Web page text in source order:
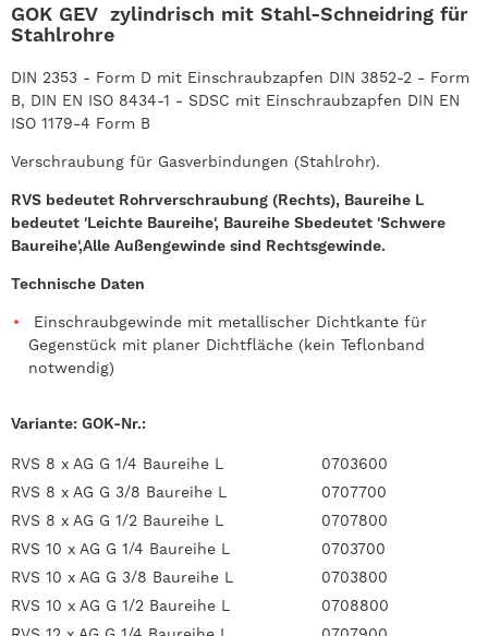
GOK GEV zylindrisch mit Stahl-Schneidring für
Stahlrohre
DIN 2353 - Form D mit Einschraubzapfen DIN 3852-2 - Form
B, DIN EN ISO 8434-1 - SDSC mit Einschraubzapfen DIN EN
ISO 1179-4 Form B
Verschraubung für Gasverbindungen (Stahlrohr).
RVS bedeutet Rohrverschraubung (Rechts), Baureihe L
bedeutet 'Leichte Baureihe', Baureihe Sbedeutet 'Schwere
Baureihe',Alle Außengewinde sind Rechtsgewinde.
Technische Daten
Einschraubgewinde mit metallischer Dichtkante für
Gegenstück mit planer Dichtfläche (kein Teflonband
notwendig)
Variante: GOK-Nr.:
RVS 8 x AG G 1/4 Baureihe L
0703600
RVS 8 x AG G 3/8 Baureihe L
0707700
RVS 8 x AG G 1/2 Baureihe L
0707800
RVS 10 x AG G 1/4 Baureihe L
0703700
RVS 10 x AG G 3/8 Baureihe L
0703800
RVS 10 x AG G 1/2 Baureihe L
0708800